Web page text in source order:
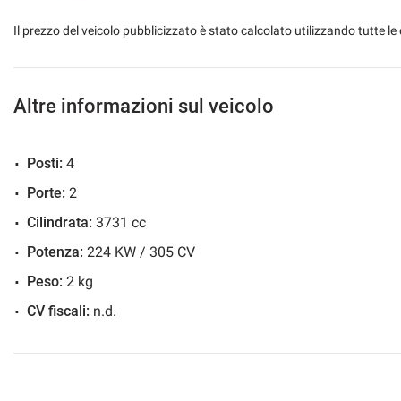
DOVE TROVERETE UNA SCELTA DI OLTRE 40 VETTURE
SI PROPRIO COSI AUTOVERRI COMPRA E VENDE LA TUA
GIANCARLO VERRI
mobile:3384583267
Il prezzo del veicolo pubblicizzato è stato calcolato utilizzando tutte
Altre informazioni sul veicolo
Posti: 4
Porte: 2
Cilindrata: 3731 cc
Potenza: 224 KW / 305 CV
Peso: 2 kg
CV fiscali: n.d.